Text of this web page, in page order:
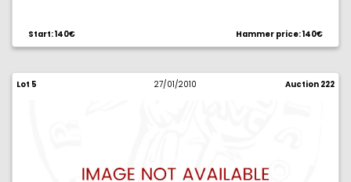
Start: 140€ Hammer price: 140€
Lot 5 27/01/2010 Auction 222